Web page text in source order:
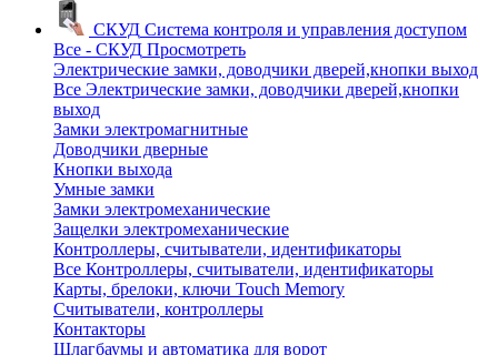
СКУД Система контроля и управления доступом
Все - СКУД Просмотреть
Электрические замки, доводчики дверей,кнопки выход
Все Электрические замки, доводчики дверей,кнопки
выход
Замки электромагнитные
Доводчики дверные
Кнопки выхода
Умные замки
Замки электромеханические
Защелки электромеханические
Контроллеры, считыватели, идентификаторы
Все Контроллеры, считыватели, идентификаторы
Карты, брелоки, ключи Touch Memory
Считыватели, контроллеры
Контакторы
Шлагбаумы и автоматика для ворот